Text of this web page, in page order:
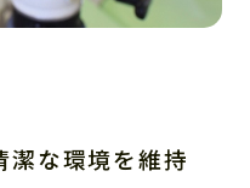
潔な環境を維持